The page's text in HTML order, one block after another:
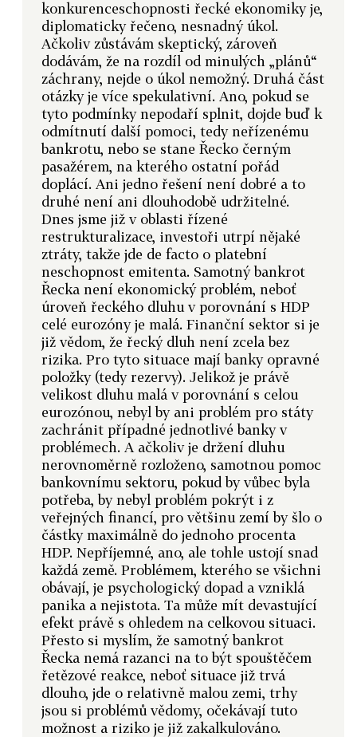
konkurenceschopnosti řecké ekonomiky je,
diplomaticky řečeno, nesnadný úkol.
Ačkoliv zůstávám skeptický, zároveň
dodávám, že na rozdíl od minulých „plánů“
záchrany, nejde o úkol nemožný. Druhá část
otázky je více spekulativní. Ano, pokud se
tyto podmínky nepodaří splnit, dojde buď k
odmítnutí další pomoci, tedy neřízenému
bankrotu, nebo se stane Řecko černým
pasažérem, na kterého ostatní pořád
doplácí. Ani jedno řešení není dobré a to
druhé není ani dlouhodobě udržitelné.
Dnes jsme již v oblasti řízené
restrukturalizace, investoři utrpí nějaké
ztráty, takže jde de facto o platební
neschopnost emitenta. Samotný bankrot
Řecka není ekonomický problém, neboť
úroveň řeckého dluhu v porovnání s HDP
celé eurozóny je malá. Finanční sektor si je
již vědom, že řecký dluh není zcela bez
rizika. Pro tyto situace mají banky opravné
položky (tedy rezervy). Jelikož je právě
velikost dluhu malá v porovnání s celou
eurozónou, nebyl by ani problém pro státy
zachránit případné jednotlivé banky v
problémech. A ačkoliv je držení dluhu
nerovnoměrně rozloženo, samotnou pomoc
bankovnímu sektoru, pokud by vůbec byla
potřeba, by nebyl problém pokrýt i z
veřejných financí, pro většinu zemí by šlo o
částky maximálně do jednoho procenta
HDP. Nepříjemné, ano, ale tohle ustojí snad
každá země. Problémem, kterého se všichni
obávají, je psychologický dopad a vzniklá
panika a nejistota. Ta může mít devastující
efekt právě s ohledem na celkovou situaci.
Přesto si myslím, že samotný bankrot
Řecka nemá razanci na to být spouštěčem
řetězové reakce, neboť situace již trvá
dlouho, jde o relativně malou zemi, trhy
jsou si problémů vědomy, očekávají tuto
možnost a riziko je již zakalkulováno.